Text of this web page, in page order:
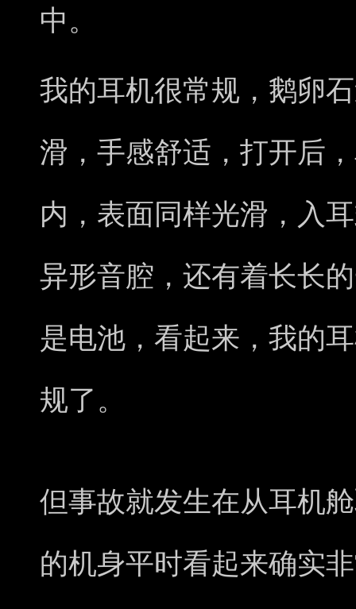
中。
我的耳机很常规，鹅卵
滑，手感舒适，打开后
内，表面同样光滑，入
异形音腔，还有着长长
是电池，看起来，我的
规了。
但事故就发生在从耳机
的机身平时看起来确实